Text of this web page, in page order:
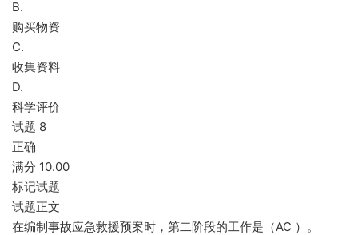
B.
购买物资
C.
收集资料
D.
科学评价
试题 8
正确
满分 10.00
标记试题
试题正文
在编制事故应急救援预案时，第二阶段的工作是（AC ）。